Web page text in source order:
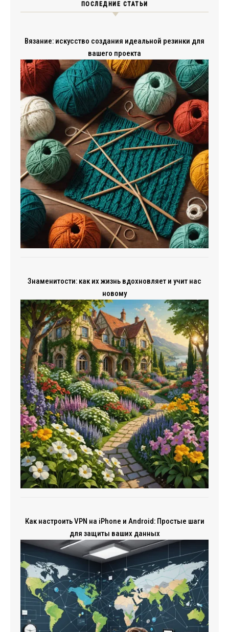
ПОСЛЕДНИЕ СТАТЬИ
Вязание: искусство создания идеальной резинки для
вашего проекта
Знаменитости: как их жизнь вдохновляет и учит нас
новому
Как настроить VPN на iPhone и Android: Простые шаги
для защиты ваших данных